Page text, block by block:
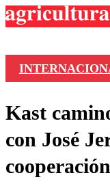
Colo
Kast
con José